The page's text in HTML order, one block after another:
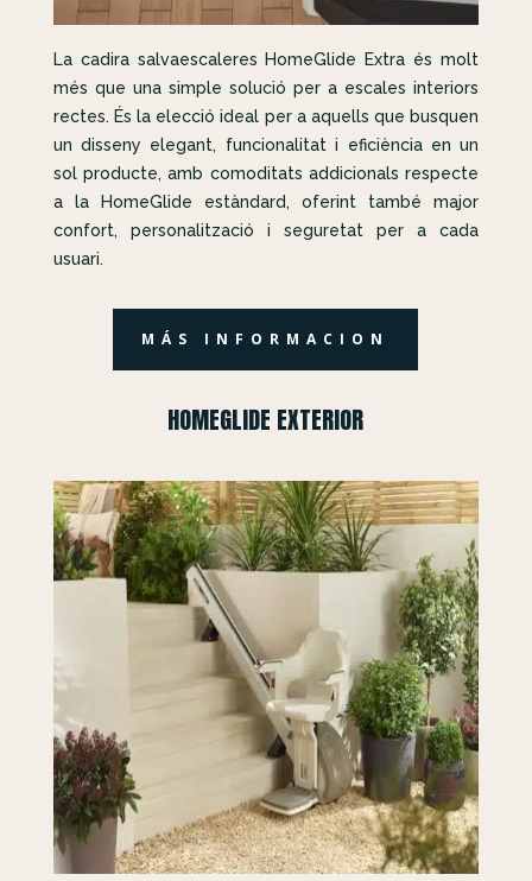
La cadira salvaescaleres HomeGlide Extra és molt
més que una simple solució per a escales interiors
rectes. És la elecció ideal per a aquells que busquen
un disseny elegant, funcionalitat i eficiència en un
sol producte, amb comoditats addicionals respecte
a la HomeGlide estàndard, oferint també major
confort, personalització i seguretat per a cada
usuari.
MÁS INFORMACION
HOMEGLIDE EXTERIOR